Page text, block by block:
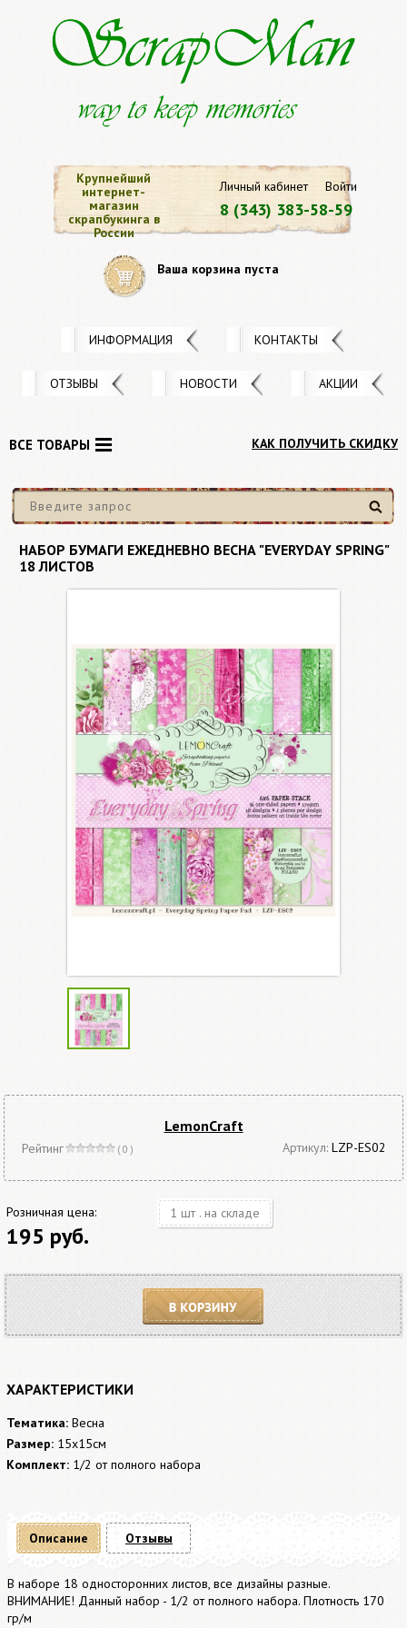
Личный кабинет Войти
8 (343) 383-58-59
Крупнейший
интернет-
магазин
скрапбукинга в
России
Ваша корзина пуста
ИНФОРМАЦИЯ КОНТАКТЫ
ОТЗЫВЫ НОВОСТИ АКЦИИ
КАК ПОЛУЧИТЬ СКИДКУ
Найти
ВСЕ ТОВАРЫ
НАБОР БУМАГИ ЕЖЕДНЕВНО ВЕСНА "EVERYDAY SPRING"
18 ЛИСТОВ
LemonСraft
Рейтинг ( 0 ) Артикул: LZP-ES02
Розничная цена:
195 руб.
1 шт . на складе
В корзину
ХАРАКТЕРИСТИКИ
Тематика: Весна
Размер: 15x15см
Комплект: 1/2 от полного набора
Описание
В наборе 18 односторонних листов, все дизайны разные.
ВНИМАНИЕ! Данный набор - 1/2 от полного набора. Плотность 170
гр/м
Отзывы